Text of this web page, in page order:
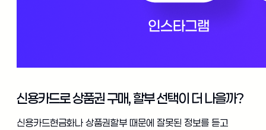
신용카드로 상품권 구매, 할부 선택이 더 나을까?
신용카드현금화나 상품권할부 때문에 잘못된 정보를 듣고